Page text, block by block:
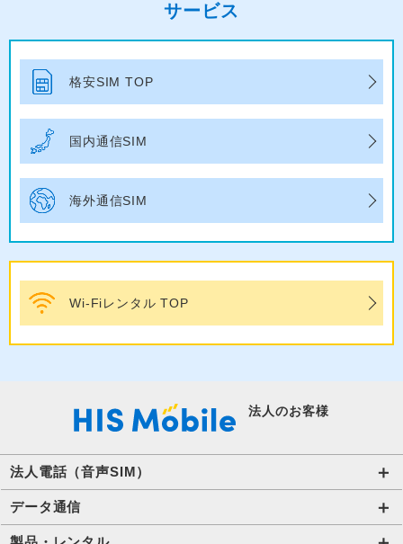
サービス
格安SIM TOP
国内通信SIM
海外通信SIM
Wi-Fiレンタル TOP
法人のお客様
法人電話（音声SIM）
音声通話プラン for Biz
ご利用開始の流れ(法人)
データ通信
データ専用SIM